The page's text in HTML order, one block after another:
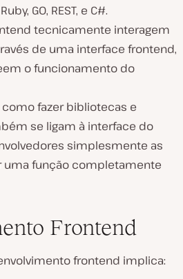
GO, REST, e C#.
tecnicamente interagem
de uma interface frontend,
o funcionamento do
como fazer bibliotecas e
se ligam à interface do
simplesmente as
uma função completamente
Frontend
frontend implica: